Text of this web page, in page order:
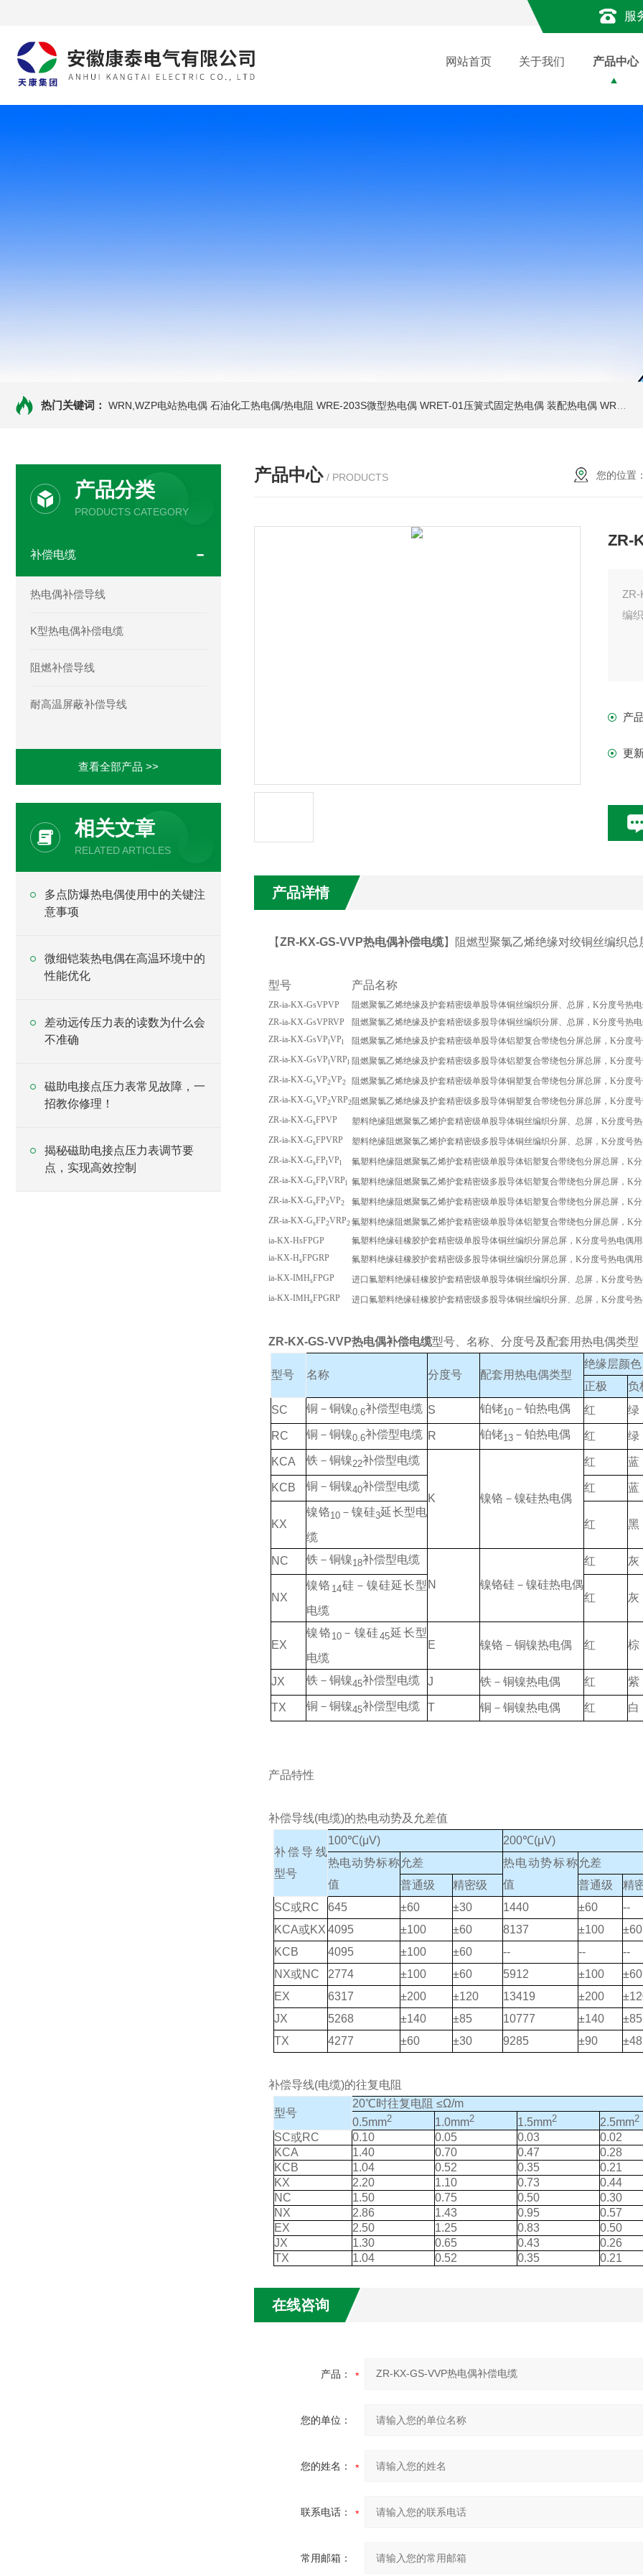
服
网站首页 关于我们 产品中心
热门关键词： WRN,WZP电站热电偶 石油化工热电偶/热电阻 WRE-203S微型热电偶 WRET-01压簧式固定热电偶 装配热电偶 WRP高温贵金属铂铑热电偶
产品分类
PRODUCTS CATEGORY
补偿电缆
热电偶补偿导线
K型热电偶补偿电缆
阻燃补偿导线
耐高温屏蔽补偿导线
查看全部产品 >>
相关文章
RELATED ARTICLES
多点防爆热电偶使用中的关键注
意事项
微细铠装热电偶在高温环境中的
性能优化
差动远传压力表的读数为什么会
不准确
磁助电接点压力表常见故障，一
招教你修理！
揭秘磁助电接点压力表调节要
点，实现高效控制
产品中心 / PRODUCTS 您的位置
ZR-
编
产
更
产品详情
【ZR-KX-GS-VVP热电偶补偿电缆】 阻燃型聚氯乙烯绝缘对绞铜丝编织
型号 产品名称
ZR-ia-KX-GsVPVP
阻燃聚氯乙烯绝缘及护套精密级单股导体铜丝编织分屏、总屏，K分度号热
ZR-ia-KX-GsVPRVP
阻燃聚氯乙烯绝缘及护套精密级多股导体铜丝编织分屏、总屏，K分度号热
ZR-ia-KX-GsVPlVPl
阻燃聚氯乙烯绝缘及护套精密级单股导体铝塑复合带绕包分屏总屏，K分度
ZR-ia-KX-GsVPlVRPl 阻燃聚氯乙烯绝缘及护套精密级多股导体铝塑复合带绕包分屏总屏，K分度
ZR-ia-KX-GsVP2VP2
阻燃聚氯乙烯绝缘及护套精密级单股导体铜塑复合带绕包分屏总屏，K分度
ZR-ia-KX-GsVP2VRP2阻燃聚氯乙烯绝缘及护套精密级多股导体铜塑复合带绕包分屏总屏，K分度
ZR-ia-KX-GsFPVP
塑料绝缘阻燃聚氯乙烯护套精密级单股导体铜丝编织分屏、总屏，K分度号
ZR-ia-KX-GsFPVRP
塑料绝缘阻燃聚氯乙烯护套精密级多股导体铜丝编织分屏、总屏，K分度号
ZR-ia-KX-GsFPlVPl
氟塑料绝缘阻燃聚氯乙烯护套精密级单股导体铝塑复合带绕包分屏总屏，K
ZR-ia-KX-GsFPlVRPl 氟塑料绝缘阻燃聚氯乙烯护套精密级多股导体铝塑复合带绕包分屏总屏，K
ZR-ia-KX-GsFP2VP2
氟塑料绝缘阻燃聚氯乙烯护套精密级单股导体铝塑复合带绕包分屏总屏，K
ZR-ia-KX-GsFP2VRP2 氟塑料绝缘阻燃聚氯乙烯护套精密级单股导体铝塑复合带绕包分屏总屏，K
ia-KX-HsFPGP
氟塑料绝缘硅橡胶护套精密级单股导体铜丝编织分屏总屏，K分度号热电偶
ia-KX-HsFPGRP
氟塑料绝缘硅橡胶护套精密级多股导体铜丝编织分屏总屏，K分度号热电偶
ia-KX-IMHsFPGP
进口氟塑料绝缘硅橡胶护套精密级单股导体铜丝编织分屏、总屏，K分度号
ia-KX-IMHsFPGRP 进口氟塑料绝缘硅橡胶护套精密级多股导体铜丝编织分屏、总屏，K分度号
ZR-KX-GS-VVP热电偶补偿电缆型号、名称、分度号及配套用热电偶类型
型号 名称 分度号 配套用热电偶类型
绝缘层颜色
正极
负
SC
铜－铜镍0.6补偿型电缆 S 铂铑10 －铂热电偶 红 绿
RC 铜－铜镍0.6补偿型电缆 R 铂铑13 －铂热电偶 红 绿
KCA 铁－铜镍22补偿型电缆
K 镍铬－镍硅热电偶
红 蓝
KCB 铜－铜镍40补偿型电缆 红 蓝
KX
镍铬10－镍硅3延长型电
缆
红 黑
NC 铁－铜镍18补偿型电缆
N 镍铬硅－镍硅热电偶
红 灰
NX
镍铬 14硅－镍硅延长型
电缆
红 灰
EX
镍铬 10 －镍硅45延长型
电缆
E 镍铬－铜镍热电偶 红 棕
JX 铁－铜镍45补偿型电缆 J 铁－铜镍热电偶 红 紫
TX 铜－铜镍45补偿型电缆 T 铜－铜镍热电偶 红 白
产品特性
补偿导线(电缆)的热电动势及允差值
补偿导线
型号
100℃(μV)
200℃(μV)
热电动势标称
值
允差
热电动势标称
值
允差
普通级
精密级 普通级
精
SC或RC
645 ±60 ±30 1440 ±60
--
KCA或KX 4095 ±100 ±60 8137 ±100
±60
KCB
4095 ±100 ±60 -- --
--
NX或NC
2774 ±100 ±60 5912 ±100
±60
EX
6317 ±200 ±120 13419 ±200
JX
5268 ±140 ±85 10777 ±140
±85
TX
4277 ±60 ±30 9285 ±90 ±48
补偿导线(电缆)的往复电阻
型号
20℃时往复电阻 ≤Ω/m
0.5mm2 1.0mm2 1.5mm2 2.5mm2
SC或RC 0.10 0.05 0.03
0.02
KCA
1.40 0.70 0.47
0.28
KCB
1.04 0.52 0.35
0.21
KX
2.20 1.10 0.73
0.44
NC
1.50 0.75 0.50
0.30
NX
2.86 1.43 0.95
0.57
EX
2.50 1.25 0.83
0.50
JX
1.30 0.65 0.43
0.26
TX
1.04 0.52 0.35 0.21
在线咨询
产品：
您的单位：
您的姓名：
联系电话：
常用邮箱：